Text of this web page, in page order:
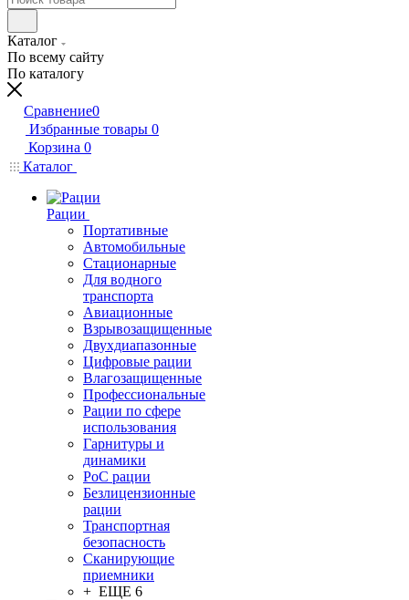
Каталог
По всему сайту
По каталогу
Сравнение0
Избранные товары 0
Корзина 0
Каталог
Рации
Портативные
Автомобильные
Стационарные
Для водного
транспорта
Авиационные
Взрывозащищенные
Двухдиапазонные
Цифровые рации
Влагозащищенные
Профессиональные
Рации по сфере
использования
Гарнитуры и
динамики
PoC рации
Безлицензионные
рации
Транспортная
безопасность
Сканирующие
приемники
+ ЕЩЕ 6